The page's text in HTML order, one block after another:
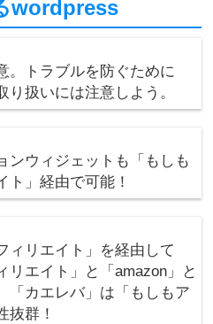
wordpress
。トラブルを防ぐために
り扱いには注意しよう。
ンウィジェットも「もしも
ト」経由で可能！
ィリエイト」を経由して
リエイト」と「amazon」と
「カエレバ」は「もしもア
抜群！